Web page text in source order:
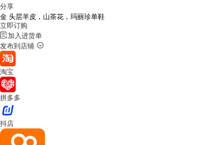
分享
金 头层羊皮，山茶花，玛丽珍单鞋
立即订购
加入进货单
发布到店铺
淘宝
拼多多
抖店